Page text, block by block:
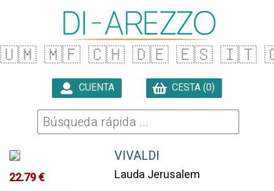
🇺🇲 🇲🇫 🇨🇭 🇩🇪 🇪🇸 🇮🇹
CUENTA CESTA (0)
22.79 €
VIVALDI
Lauda Jerusalem